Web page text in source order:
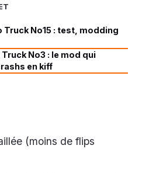
Truck No15 : test, modding
No3 : le mod qui
en kiff
(moins de flips